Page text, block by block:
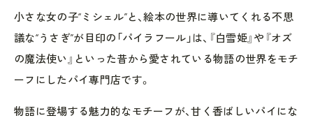
小さな女の子“ミシェル”と、絵本の世界に導いてくれる不思
議な“うさぎ”が目印の「パイラフール」は、『白雪姫』や『オズ
の魔法使い』といった昔から愛されている物語の世界をモチ
ーフにしたパイ専門店です。
物語に登場する魅力的なモチーフが、甘く香ばしいパイにな